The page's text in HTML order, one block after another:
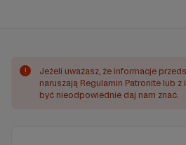
!
Jeżeli uważasz, że informacje
naruszają Regulamin Patronite lub
być nieodpowiednie daj nam znać.